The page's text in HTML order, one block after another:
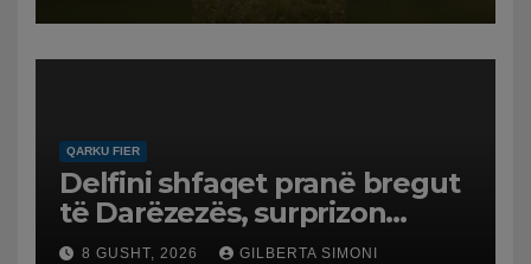
QARKU FIER
Delfini shfaqet pranë bregut
të Darëzezës, surprizon
pushuesit dhe banorët
8 GUSHT, 2026 GILBERTA SIMONI